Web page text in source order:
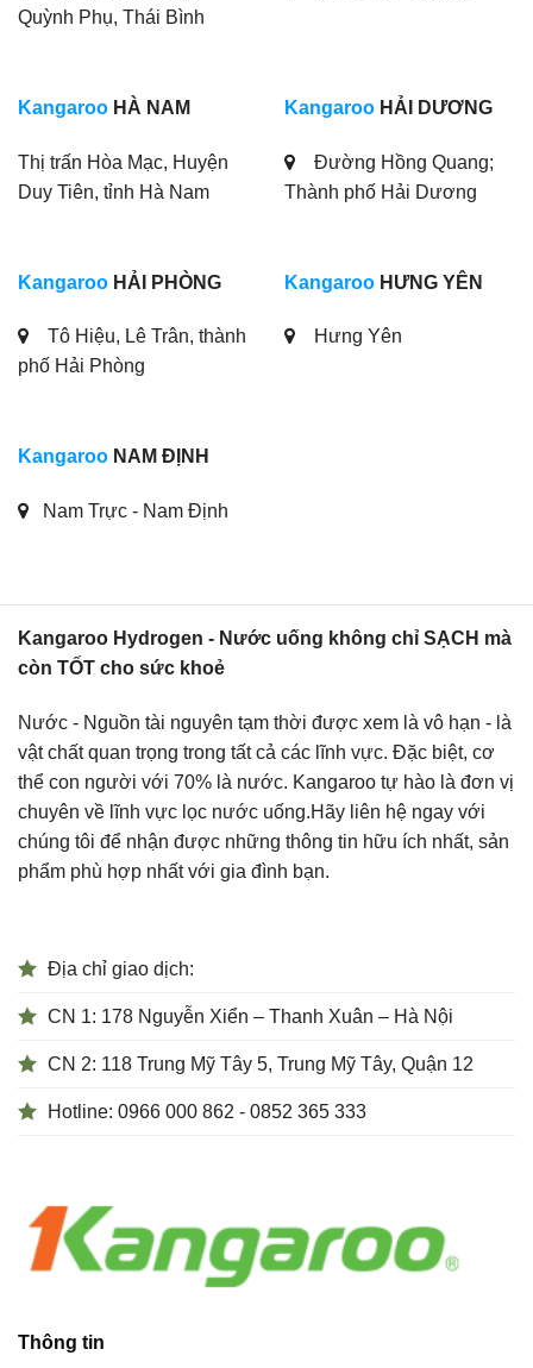
Quỳnh Phụ, Thái Bình
Kangaroo HÀ NAM
Thị trấn Hòa Mạc, Huyện
Duy Tiên, tỉnh Hà Nam
Kangaroo HẢI DƯƠNG
Đường Hồng Quang;
Thành phố Hải Dương
Kangaroo HẢI PHÒNG
Tô Hiệu, Lê Trân, thành
phố Hải Phòng
Kangaroo HƯNG YÊN
Hưng Yên
Kangaroo NAM ĐỊNH
Nam Trực - Nam Định
Kangaroo Hydrogen - Nước uống không chỉ SẠCH mà
còn TỐT cho sức khoẻ
Nước - Nguồn tài nguyên tạm thời được xem là vô hạn - là
vật chất quan trọng trong tất cả các lĩnh vực. Đặc biệt, cơ
thể con người với 70% là nước. Kangaroo tự hào là đơn vị
chuyên về lĩnh vực lọc nước uống.Hãy liên hệ ngay với
chúng tôi để nhận được những thông tin hữu ích nhất, sản
phẩm phù hợp nhất với gia đình bạn.
Địa chỉ giao dịch:
CN 1: 178 Nguyễn Xiển – Thanh Xuân – Hà Nội
CN 2: 118 Trung Mỹ Tây 5, Trung Mỹ Tây, Quận 12
Hotline: 0966 000 862 - 0852 365 333
Thông tin